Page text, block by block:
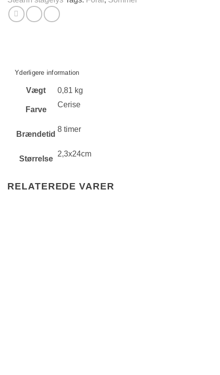
Cerise
Yderligere information
Vægt 0,81 kg
Farve
Cerise
Brændetid
8 timer
Størrelse
2,3x24cm
RELATEREDE VARER